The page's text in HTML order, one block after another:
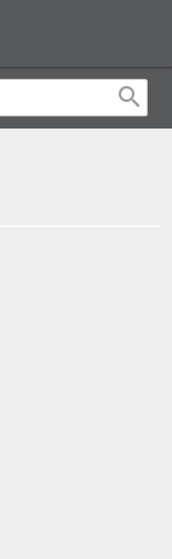
search